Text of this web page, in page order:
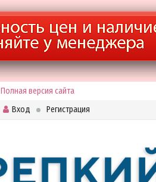
Полная версия сайта
Вход
Регистрация